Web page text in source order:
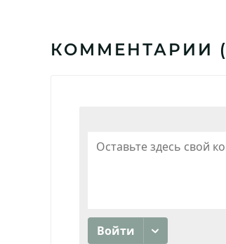
КОММЕНТАРИИ (